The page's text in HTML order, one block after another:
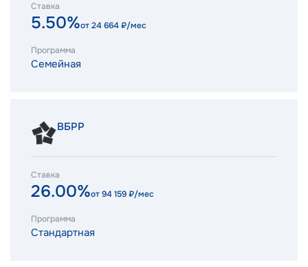
Ставка
5.50%от24 664₽/мес
Программа
Семейная
ВБРР
Ставка
26.00%от94 159₽/мес
Программа
Стандартная